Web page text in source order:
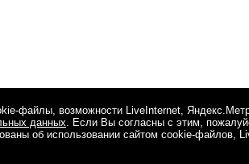
файлы, возможности LiveInternet,
данных. Если Вы согласны с этим,
об использовании сайтом cookie-файлов,